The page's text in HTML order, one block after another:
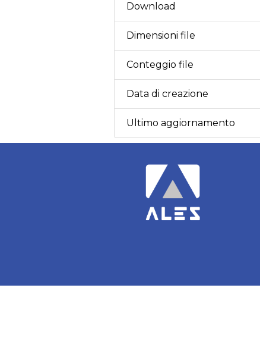
Download
Dimensioni file
Conteggio file
Data di creazione
Ultimo aggiornamento